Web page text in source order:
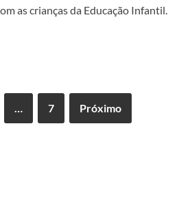
as crianças da Educação Infantil.
7 Próximo